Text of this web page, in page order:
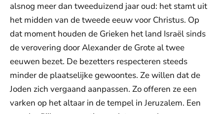
alsnog meer dan tweeduizend jaar oud: het stamt uit
het midden van de tweede eeuw voor Christus. Op
dat moment houden de Grieken het land Israël sinds
de verovering door Alexander de Grote al twee
eeuwen bezet. De bezetters respecteren steeds
minder de plaatselijke gewoontes. Ze willen dat de
Joden zich vergaand aanpassen. Zo offeren ze een
varken op het altaar in de tempel in Jeruzalem. Een